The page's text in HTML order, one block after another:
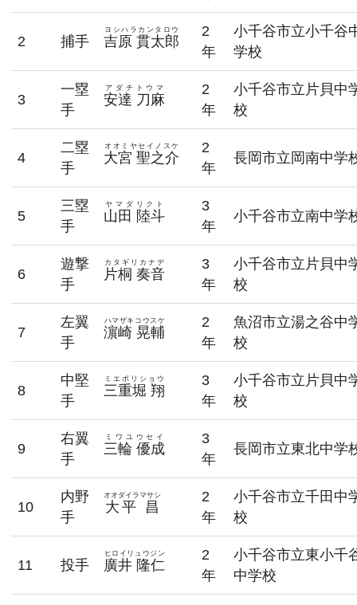
2 捕手 吉原 貫太郎
ヨシハラカンタロウ
2
年
小千谷市立小千谷
学校
3
一塁
手
安達 刀麻
アダチトウマ
2
年
小千谷市立片貝中
校
4
二塁
手
大宮 聖之介
オオミヤセイノスケ
2
年
長岡市立岡南中学
5
三塁
手
山田 陸斗
ヤマダリクト
3
年
小千谷市立南中学
6
遊撃
手
片桐 奏音
カタギリカナデ
3
年
小千谷市立片貝中
校
7
左翼
手
濵崎 晃輔
ハマザキコウスケ
2
年
魚沼市立湯之谷中
校
8
中堅
手
三重堀 翔
ミエボリショウ
3
年
小千谷市立片貝中
校
9
右翼
手
三輪 優成
ミワユウセイ
3
年
長岡市立東北中学
10
内野
手
大平 昌
オオダイラマサシ
2
年
小千谷市立千田中
校
11 投手 廣井 隆仁
ヒロイリュウジン
2
年
小千谷市立東小千
中学校